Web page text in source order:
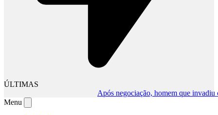
ÚLTIMAS
Após negociação, homem que invadiu
Menu